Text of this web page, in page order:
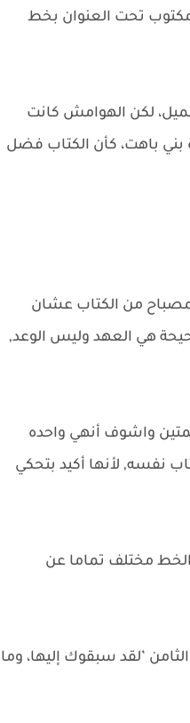
تحت العنوان بخط
لكن الهوامش كانت
بني باهت، كأن الكتاب فضل
من الكتاب عشان
هي العهد وليس الوعد,
واشوف أنهي واحده
نفسه, لأنها أكيد بتحكي
مختلف تماما عن
’لقد سبقوك إليها، وما